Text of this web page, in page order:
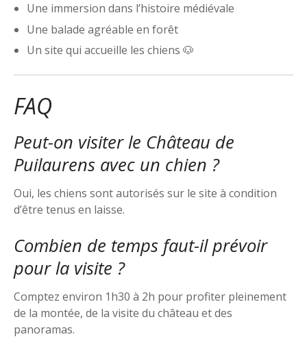
Une immersion dans l’histoire médiévale
Une balade agréable en forêt
Un site qui accueille les chiens 🐶
FAQ
Peut-on visiter le Château de
Puilaurens avec un chien ?
Oui, les chiens sont autorisés sur le site à condition
d’être tenus en laisse.
Combien de temps faut-il prévoir
pour la visite ?
Comptez environ 1h30 à 2h pour profiter pleinement
de la montée, de la visite du château et des
panoramas.